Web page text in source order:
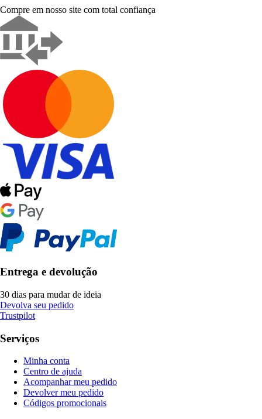
Compre em nosso site com total confiança
Entrega e devolução
30 dias para mudar de ideia
Devolva seu pedido
Trustpilot
Serviços
Minha conta
Centro de ajuda
Acompanhar meu pedido
Devolver meu pedido
Códigos promocionais